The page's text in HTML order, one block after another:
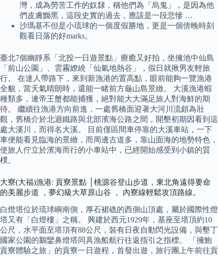
灣，成為勞苦工作的奴隸，稱他們為「烏鬼」，是因為他
們皮膚黝黑，這段史實的過去，應該是一段悲慘 …
沙瑪基不但是小琉球的一個度假勝地，更是一個傍晚時刻
觀看日落的好marks。
臺北7個幽靜系「北投一日遊景點」療癒又好拍，坐擁池中仙島
「前山公園」、雲霧繚繞「仙氣地熱谷」，假日就揪男友輕旅
行。 在達人帶路下，來到新漁港的置高點，眼前能夠一覽漁港
全貌，當天氣晴朗時，還能一睹前方龜山島景緻。 大溪漁港蝦
種類多，連帝王蟹都能捕獲，絕對能大大滿足旅人對海鮮的期
待。 繼續往漁港方向前進，一處舊橋面迎著大河川流頗為壯
觀，舊橋介於北迴鐵路與北部濱海公路之間，開墾初期因看到這
處大溪川，而得名大溪。 目前僅區間車停靠的大溪車站，一下
車便能看見臨海的景緻，而周邊古道多，靠山面海的地勢特色，
使旅人佇立於濱海而行的小車站中，已經開始感受到小鎮的質
樸。
大寮(大福)漁港: 貢寮景點 │桃源谷登山步道，東北角遠得要命
的美麗步道 ，夢幻級大草原山谷 ， 內寮線輕鬆攻頂路線。
白燈塔位於琉球嶼南側，厚石裙礁的西側山頂處，屬於國際性燈
塔又有「白燈樓」之稱。 興建於西元1929年，基座至塔頂約10
公尺，水平面至塔頂有88公尺，裝有日夜自動閃光設備，與墾丁
國家公園的鵝鑾鼻燈塔同具漁船航行往返指引之指標。 「擁鮑
貢寮體驗之旅」的貢寮一日遊程，首發出遊，旅行團上午前往貢